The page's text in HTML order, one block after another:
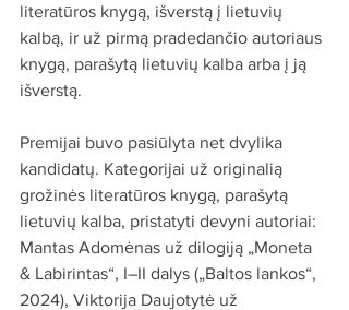
literatūros knygą, išverstą į lietuvių
kalbą, ir už pirmą pradedančio autoriaus
knygą, parašytą lietuvių kalba arba į ją
išverstą.
Premijai buvo pasiūlyta net dvylika
kandidatų. Kategorijai už originalią
grožinės literatūros knygą, parašytą
lietuvių kalba, pristatyti devyni autoriai:
Mantas Adomėnas už dilogiją „Moneta
& Labirintas“, I–II dalys („Baltos lankos“,
2024), Viktorija Daujotytė už